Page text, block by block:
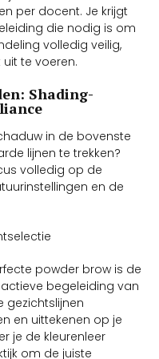
per docent. Je krijgt
die nodig is om
volledig veilig,
te voeren.
Shading-
in de bovenste
lijnen te trekken?
volledig op de
en de
powder brow is de
begeleiding van
gezichtslijnen
en uittekenen op je
je de kleurenleer
om de juiste